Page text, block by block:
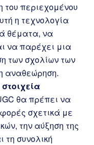
του περιεχομένου
η τεχνολογία
θέματα, να
να παρέχει μια
των σχολίων των
αναθεώρηση.
θα πρέπει να
σχετικά με
την αύξηση της
τη συνολική